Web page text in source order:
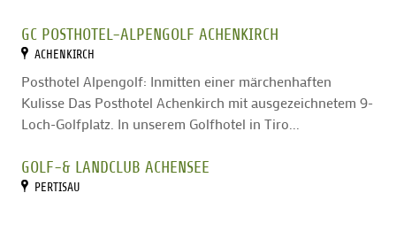
GC POSTHOTEL-ALPENGOLF ACHENKIRCH
ACHENKIRCH
Posthotel Alpengolf: Inmitten einer märchenhaften
Kulisse Das Posthotel Achenkirch mit ausgezeichnetem 9-
Loch-Golfplatz. In unserem Golfhotel in Tiro...
GOLF-& LANDCLUB ACHENSEE
PERTISAU